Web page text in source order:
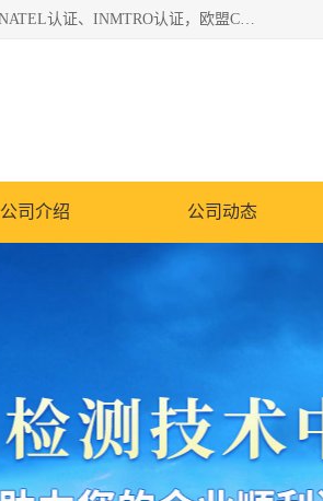
*是一家的测试、评估、检查与认机构，主要从事巴西NR10认证、NR12认证、NR13认证；ANATEL认证、INMTRO认证，欧盟CE认证：MD认证，PED认证，MID认证，ATEX认证，德国蓝色天使认证。
公司介绍 公司动态